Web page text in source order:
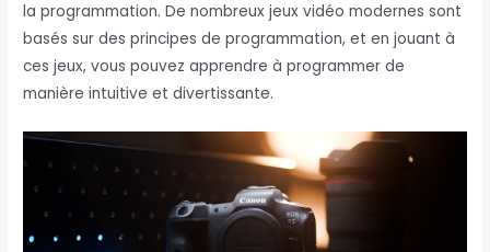
la programmation. De nombreux jeux vidéo modernes sont
basés sur des principes de programmation, et en jouant à
ces jeux, vous pouvez apprendre à programmer de
manière intuitive et divertissante.